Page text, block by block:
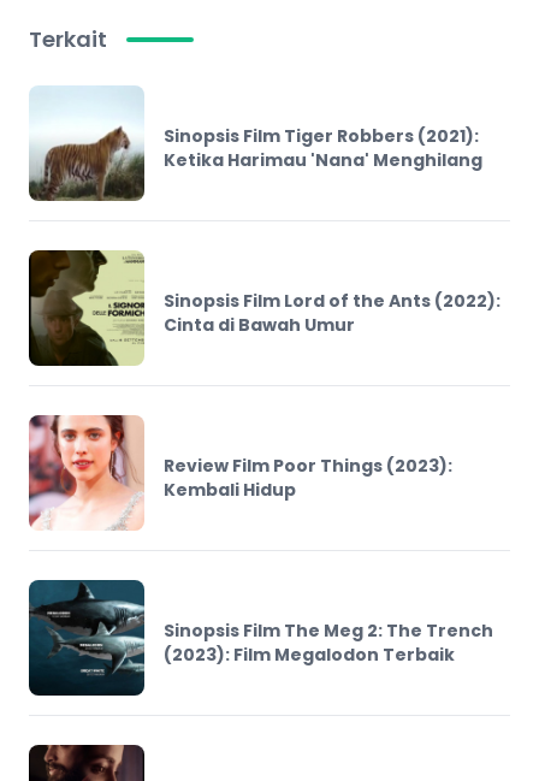
Terkait
Sinopsis Film Tiger Robbers (2021):
Ketika Harimau 'Nana' Menghilang
Sinopsis Film Lord of the Ants (2022):
Cinta di Bawah Umur
Review Film Poor Things (2023):
Kembali Hidup
Sinopsis Film The Meg 2: The Trench
(2023): Film Megalodon Terbaik